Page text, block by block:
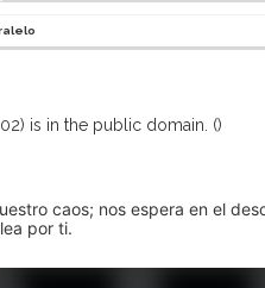
is in the public domain. ()
caos; nos espera en el
por ti.